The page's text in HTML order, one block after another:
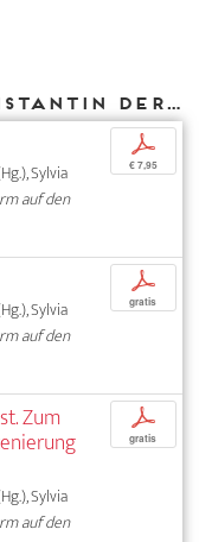
Weitere Texte von Konstantin Derzhavin bei DIAPHANES
Sylvia
auf den
p
€ 7,95
Sylvia
auf den
p
gratis
Zum
Sylvia
auf den
p
gratis